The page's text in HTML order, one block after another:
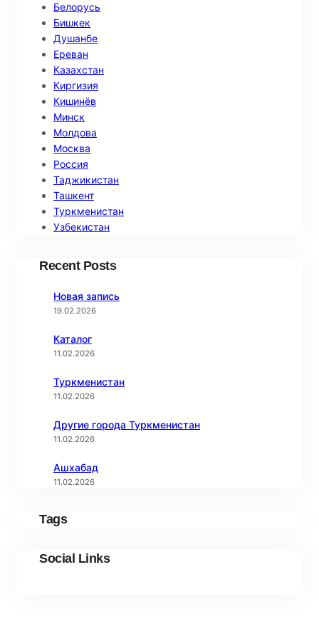
Белорусь
Бишкек
Душанбе
Ереван
Казахстан
Киргизия
Кишинёв
Минск
Молдова
Москва
Россия
Таджикистан
Ташкент
Туркменистан
Узбекистан
Recent Posts
Новая запись
19.02.2026
Каталог
11.02.2026
Туркменистан
11.02.2026
Другие города Туркменистан
11.02.2026
Ашхабад
11.02.2026
Tags
Social Links